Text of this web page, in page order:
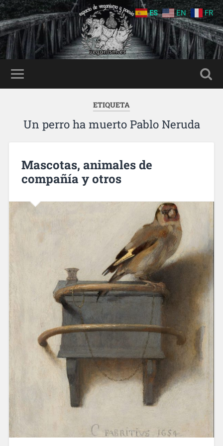
ETIQUETA
Un perro ha muerto Pablo Neruda
Mascotas, animales de
compañía y otros
ES EN FR